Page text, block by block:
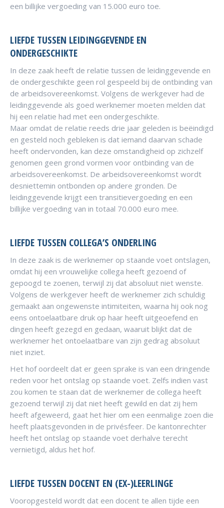
een billijke vergoeding van 15.000 euro toe.
LIEFDE TUSSEN LEIDINGGEVENDE EN
ONDERGESCHIKTE
In deze zaak heeft de relatie tussen de leidinggevende en
de ondergeschikte geen rol gespeeld bij de ontbinding van
de arbeidsovereenkomst. Volgens de werkgever had de
leidinggevende als goed werknemer moeten melden dat
hij een relatie had met een ondergeschikte.
Maar omdat de relatie reeds drie jaar geleden is beëindigd
en gesteld noch gebleken is dat iemand daarvan schade
heeft ondervonden, kan deze omstandigheid op zichzelf
genomen geen grond vormen voor ontbinding van de
arbeidsovereenkomst. De arbeidsovereenkomst wordt
desniettemin ontbonden op andere gronden. De
leidinggevende krijgt een transitievergoeding en een
billijke vergoeding van in totaal 70.000 euro mee.
LIEFDE TUSSEN COLLEGA’S ONDERLING
In deze zaak is de werknemer op staande voet ontslagen,
omdat hij een vrouwelijke collega heeft gezoend of
gepoogd te zoenen, terwijl zij dat absoluut niet wenste.
Volgens de werkgever heeft de werknemer zich schuldig
gemaakt aan ongewenste intimiteiten, waarna hij ook nog
eens ontoelaatbare druk op haar heeft uitgeoefend en
dingen heeft gezegd en gedaan, waaruit blijkt dat de
werknemer het ontoelaatbare van zijn gedrag absoluut
niet inziet.
Het hof oordeelt dat er geen sprake is van een dringende
reden voor het ontslag op staande voet. Zelfs indien vast
zou komen te staan dat de werknemer de collega heeft
gezoend terwijl zij dat niet heeft gewild en dat zij hem
heeft afgeweerd, gaat het hier om een eenmalige zoen die
heeft plaatsgevonden in de privésfeer. De kantonrechter
heeft het ontslag op staande voet derhalve terecht
vernietigd, aldus het hof.
LIEFDE TUSSEN DOCENT EN (EX-)LEERLINGE
Vooropgesteld wordt dat een docent te allen tijde een